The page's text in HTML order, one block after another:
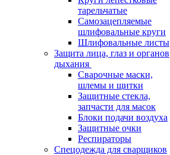
тарельчатые
Самозацепляемые
шлифовальные круги
Шлифовальные листы
Защита лица, глаз и органов
дыхания
Сварочные маски,
шлемы и щитки
Защитные стекла,
запчасти для масок
Блоки подачи воздуха
Защитные очки
Респираторы
Спецодежда для сварщиков